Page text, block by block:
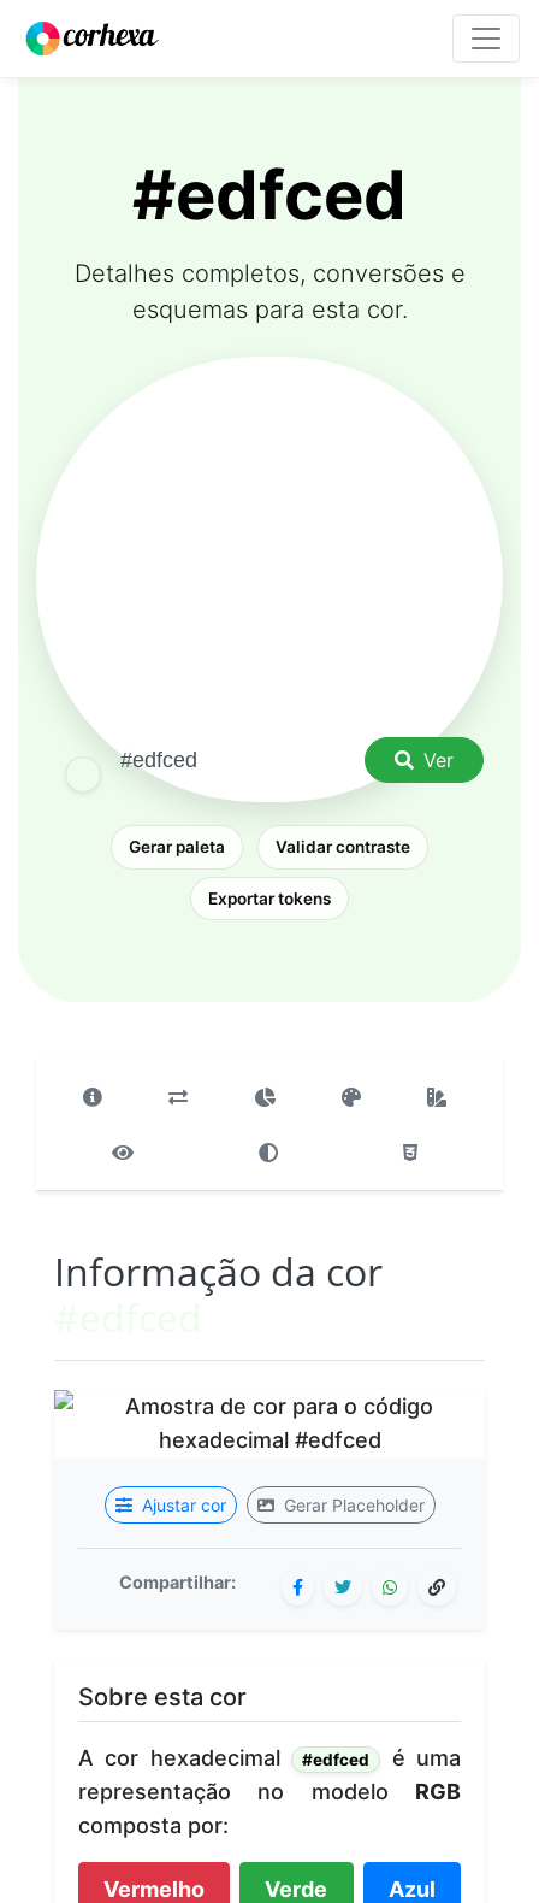
#edfced
Detalhes completos, conversões e
esquemas para esta cor.
Ver
Gerar paleta Validar contraste
Exportar tokens
Informação da cor
Ajustar cor Gerar Placeholder
Compartilhar:
Sobre esta cor
A cor hexadecimal #edfced
é uma
representação no modelo RGB
composta por:
Vermelho Verde Azul